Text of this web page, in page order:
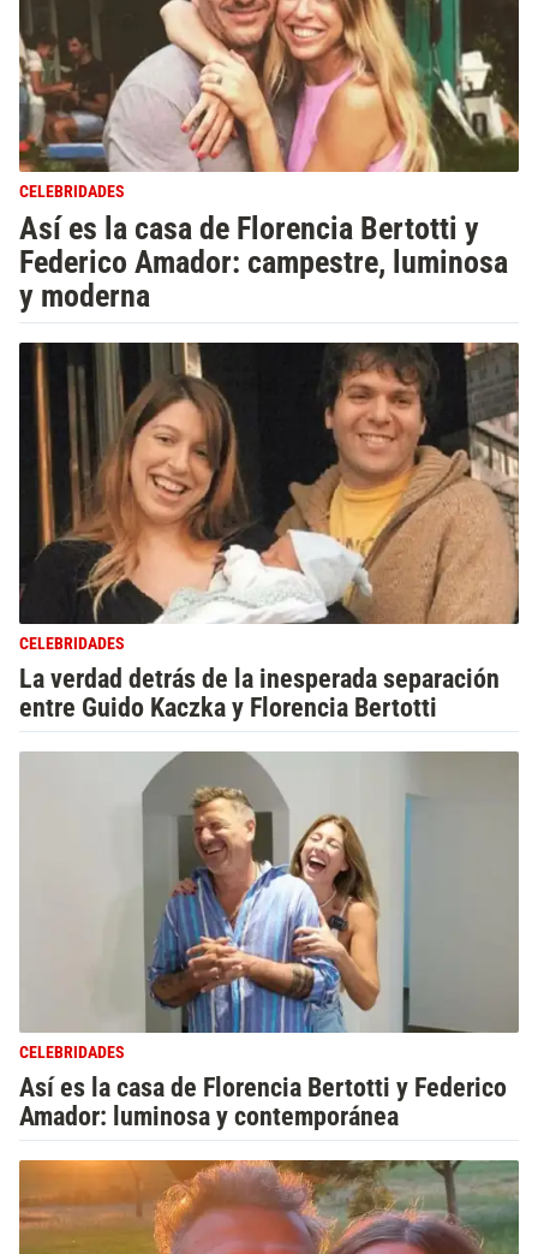
CELEBRIDADES
Así es la casa de Florencia Bertotti y
Federico Amador: campestre, luminosa
y moderna
CELEBRIDADES
La verdad detrás de la inesperada separación
entre Guido Kaczka y Florencia Bertotti
CELEBRIDADES
Así es la casa de Florencia Bertotti y Federico
Amador: luminosa y contemporánea